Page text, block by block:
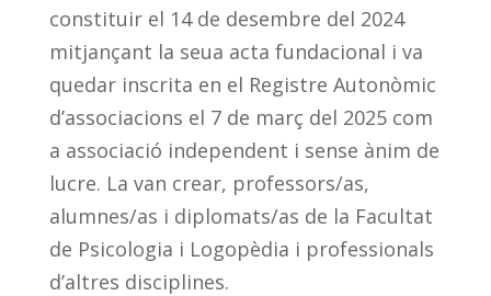
constituir el 14 de desembre del 2024
mitjançant la seua acta fundacional i va
quedar inscrita en el Registre Autonòmic
d’associacions el 7 de març del 2025 com
a associació independent i sense ànim de
lucre. La van crear, professors/as,
alumnes/as i diplomats/as de la Facultat
de Psicologia i Logopèdia i professionals
d’altres disciplines.